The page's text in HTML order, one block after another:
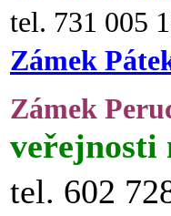
tel. 731 005
Zámek
Zámek
veřejnosti
tel. 602